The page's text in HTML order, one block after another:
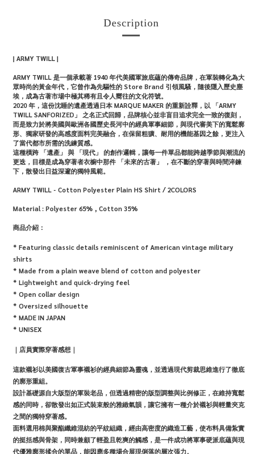
Description
| ARMY TWILL |
ARMY TWILL 是一個承載著 1940 年代美國軍旅底蘊的傳奇品牌，在軍裝轉化為大
眾時尚的黃金年代，它曾作為先驅性的 Store Brand 引領風騷，隨後隱入歷史塵
埃，成為古著市場中極其稀有且令人嚮往的文化符號。
2020 年，這份沈睡的遺產透過日本 MARQUE MAKER 的重新詮釋，以 「ARMY
TWILL SANFORIZED」 之名正式回歸，品牌核心並非盲目追求完全一致的復刻，
而是致力於將美國與歐洲各國歷史長河中的經典軍事細節，與現代審美下的寬鬆廓
形、獨家研發的高感度面料完美融合，在保留粗獷、耐用的機能基因之餘，更注入
了當代都市所需的洗練質感。
這種橫跨 「遺產」 與 「現代」 的創作邏輯，讓每一件單品都能跨越季節與潮流的
更迭，目標是成為穿著者衣櫥中那件 「未來的古著」 ，在不斷的穿著與時間淬鍊
下，散發出日益深邃的獨特風範。
ARMY TWILL - Cotton Polyester Plain HS Shirt / 2COLORS
Material : Polyester 65% , Cotton 35%
商品介紹：
* Featuring classic details reminiscent of American vintage military
shirts
* Made from a plain weave blend of cotton and polyester
* Lightweight and quick-drying feel
* Open collar design
* Oversized silhouette
* MADE IN JAPAN
* UNISEX
｜店員實際穿著感想｜
這款襯衫以美國復古軍事襯衫的經典細節為靈魂，並透過現代剪裁思維進行了徹底
的廓形重組。
設計基礎源自大版型的軍裝老品，但透過精密的版型調整與比例修正，在維持寬鬆
感的同時，卻散發出如正式裝束般的雅緻氣韻，讓它擁有一種介於襯衫與輕量夾克
之間的獨特穿著感。
面料選用棉與聚酯纖維混紡的平紋組織，經由高密度的織造工藝，使布料具備紮實
的挺括感與骨架，同時兼顧了輕盈且乾爽的觸感，是一件成功將軍事硬派底蘊與現
代優雅廓形揉合的單品，能因應多種場合展現俐落的層次張力。